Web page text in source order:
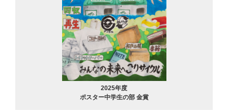
2025年度
ポスター中学生の部 金賞